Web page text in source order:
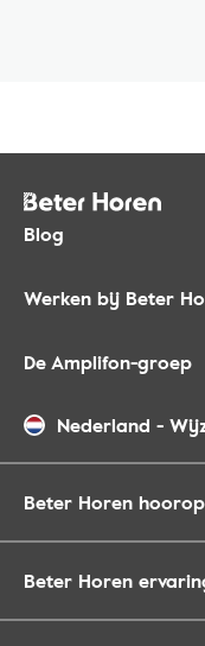
Blog
Werken bij Beter
De Amplifon-groep
Nederland -
Beter Horen
Beter Horen